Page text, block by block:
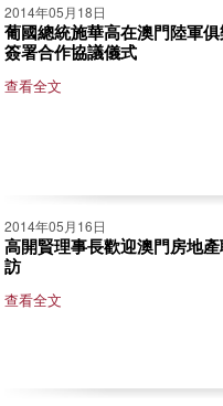
2014年05月18日
葡國總統施華高在澳門陸軍
簽署合作協議儀式
查看全文
2014年05月16日
高開賢理事長歡迎澳門房地
訪
查看全文